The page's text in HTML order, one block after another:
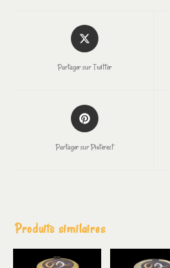
Partager sur Twitter
Partager sur Pinterest
Produits similaires